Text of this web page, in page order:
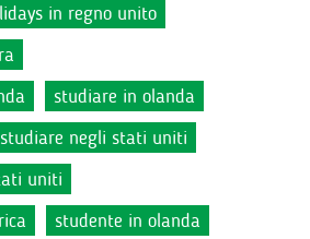
in regno unito
studiare in olanda
studiare negli stati uniti
uniti
studente in olanda